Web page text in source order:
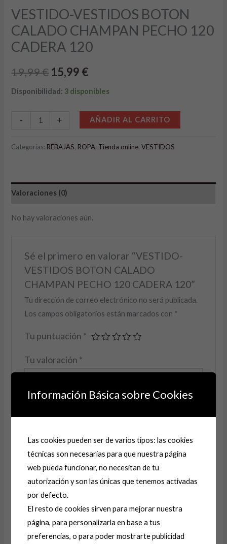
VESTIDO-VESTIDOS BOTON
CALADO CHAMPAN PECHO 120
CADERA 120
19,99€ 15,99 €
Disponibilidad: 3 disponibles
- + AÑADIR AL CARRITO
Categorías: REBAJAS, ROPA, Tienda online,VESTIDOS
Valoraciones (0)
No hay valoraciones aún.
Sé el primero en valorar “VESTIDO-
VESTIDOS BOTON CALADO
CHAMPAN PECHO 120 CADERA 120”
Tu dirección de correo electrónico no será publicada.
Los campos obligatorios están marcados con *
Tu puntuación *
Tu valoración *
Correo electrónico*
Guarda mi nombre, correo electrónico y web en
este navegador para la próxima vez que comente.
Información Básica sobre Cookies
Las cookies pueden ser de varios tipos: las cookies
técnicas son necesarias para que nuestra página
web pueda funcionar, no necesitan de tu
autorización y son las únicas que tenemos activadas
por defecto.
El resto de cookies sirven para mejorar nuestra
página, para personalizarla en base a tus
preferencias, o para poder mostrarte publicidad